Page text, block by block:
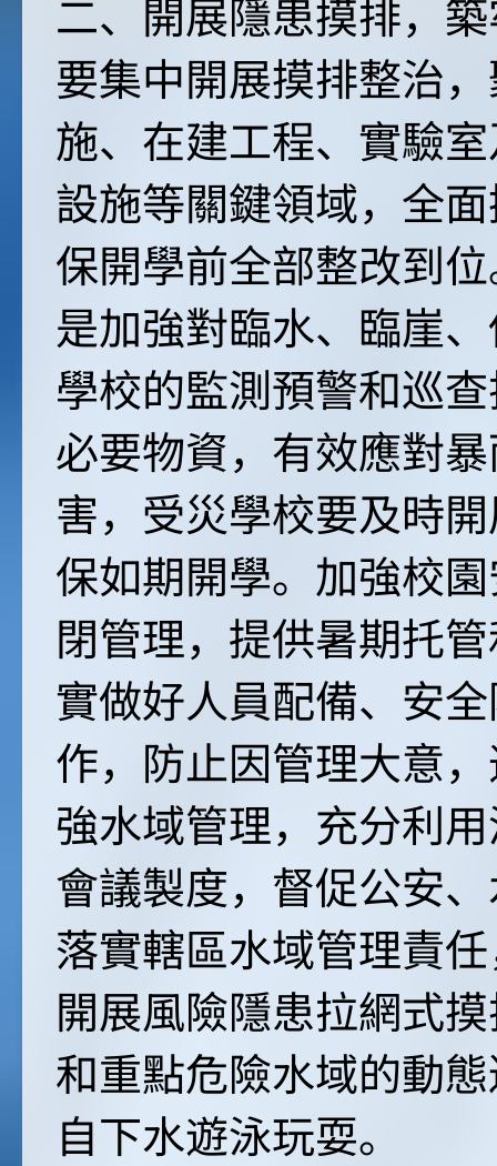
二、開展隱患摸排，
要集中開展摸排整治
施、在建工程、實驗
設施等關鍵領域，全
保開學前全部整改到
是加強對臨水、臨崖
學校的監測預警和巡
必要物資，有效應對
害，受災學校要及時
保如期開學。加強校
閉管理，提供暑期托
實做好人員配備、安
作，防止因管理大意
強水域管理，充分利
會議製度，督促公安
落實轄區水域管理責
開展風險隱患拉網式
和重點危險水域的動
自下水遊泳玩耍。